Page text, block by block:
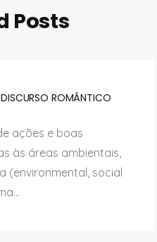
Posts
ROMÂNTICO
ações e boas
às áreas ambientais,
(environmental, social